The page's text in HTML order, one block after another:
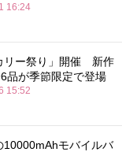
16:24
リー祭り」開催 新作
品が季節限定で登場
15:52
10000mAhモバイルバ